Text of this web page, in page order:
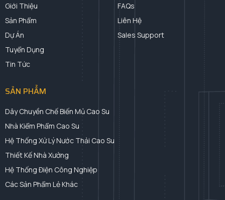
Giới Thiệu
Sản Phẩm
Dự Án
Tuyển Dụng
Tin Tức
FAQs
Liên Hệ
Sales Support
SẢN PHẨM
Dây Chuyền Chế Biến Mủ Cao Su
Nhà Kiểm Phẩm Cao Su
Hệ Thống Xử Lý Nước Thải Cao Su
Thiết Kế Nhà Xưởng
Hệ Thống Điện Công Nghiệp
Các Sản Phẩm Lẻ Khác